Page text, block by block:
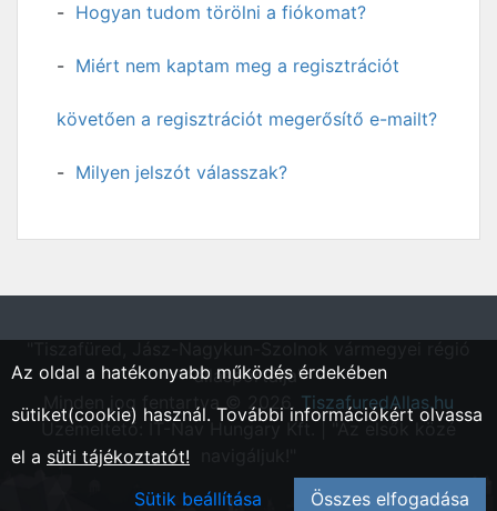
Hogyan tudom törölni a fiókomat?
Miért nem kaptam meg a regisztrációt
követően a regisztrációt megerősítő e-mailt?
Milyen jelszót válasszak?
állásportálja"
Minden jog fentartva © 2026. TiszafuredAllas.hu
Üzemeltető: IT-Nav Hungary Kft. | "Az elsők közé
Az oldal a hatékonyabb működés érdekében
sütiket(cookie) használ. További információkért olvassa
el a süti tájékoztatót!
Sütik beállítása
Összes elfogadása